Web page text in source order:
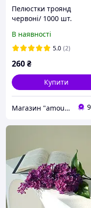
Пелюстки троянд
червоні/ 1000 шт.
В наявності
5.0 (2)
260₴
Купити
Магазин "amourshop.net" (Амуршоп)